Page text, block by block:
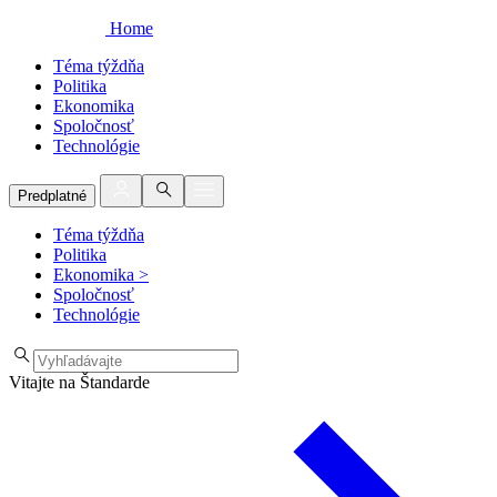
Home
Téma týždňa
Politika
Ekonomika
Spoločnosť
Technológie
Predplatné
Téma týždňa
Politika
Ekonomika >
Spoločnosť
Technológie
Vitajte na Štandarde